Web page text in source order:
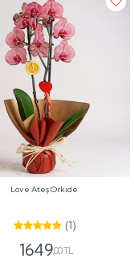
Love Ateş Orkide
(1)
1649,00 TL